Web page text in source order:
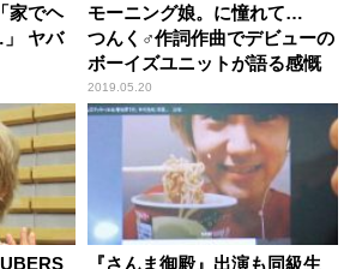
家でヘ
ヤバ
モーニング娘。に憧れて…
つんく♂作詞作曲でデビューの
ボーイズユニットが語る感慨
2019.05.20
『さんま御殿』出演も同級生